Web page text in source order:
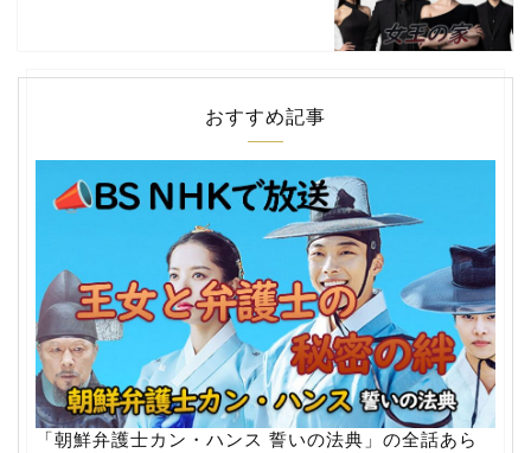
おすすめ記事
「朝鮮弁護士カン・ハンス 誓いの法典」の全話あら